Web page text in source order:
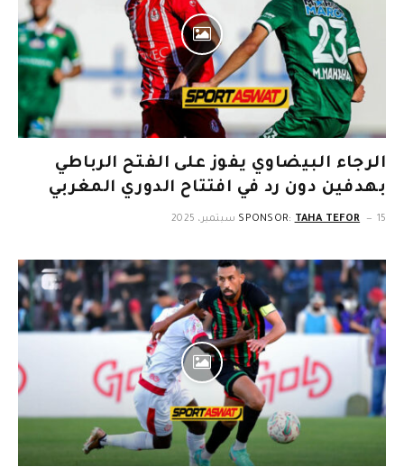
الرجاء البيضاوي يفوز على الفتح الرباطي
بهدفين دون رد في افتتاح الدوري المغربي
SPONSOR: TAHA TEFOR 15 سبتمبر، 2025